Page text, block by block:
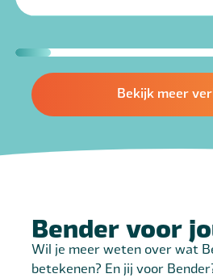
Bekijk meer
Bender voor
Wil je meer weten over wat
betekenen? En jij voor